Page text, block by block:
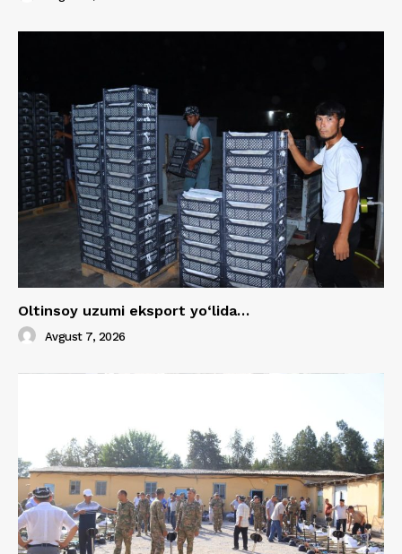
Oltinsoy uzumi eksport yo‘lida…
Avgust 7, 2026